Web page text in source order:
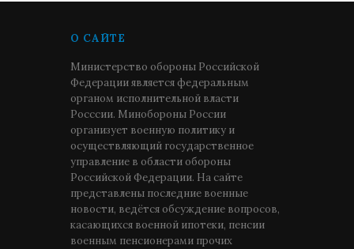
О САЙТЕ
Министерство обороны Российской
Федерации является федеральным
органом исполнительной власти
Росссии. Минобороны России
организует военную политику и
осуществляющий государственное
управление в области обороны
Российской Федерации. На сайте
представлены последние военные
новости, ведётся обсуждение вопросов,
касающихся военной ипотеки, пенсии
военным пенсионерами прочих